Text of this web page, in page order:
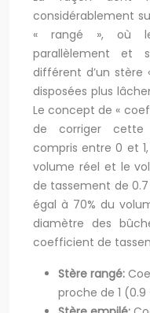
considérablement
« rangé », où
parallèlement et
différent d’un stère
disposées plus
Le concept de «
de corriger cette
compris entre 0 et
volume réel et le
de tassement de
égal à 70% du
diamètre des
coefficient de
Stère rangé:
proche de 1 (0.9